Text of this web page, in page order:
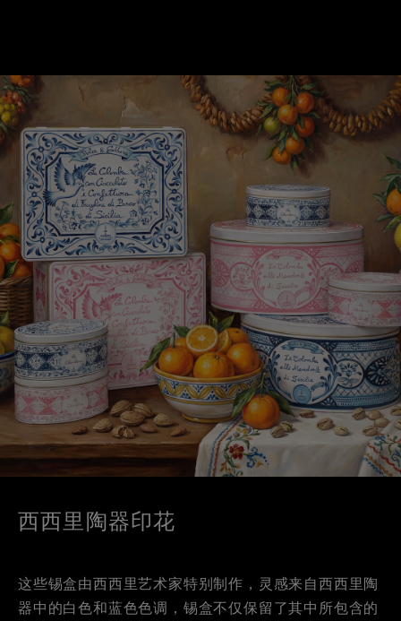
西西里陶器印花
这些锡盒由西西里艺术家特别制作，灵感来自西西里陶
器中的白色和蓝色色调，锡盒不仅保留了其中所包含的